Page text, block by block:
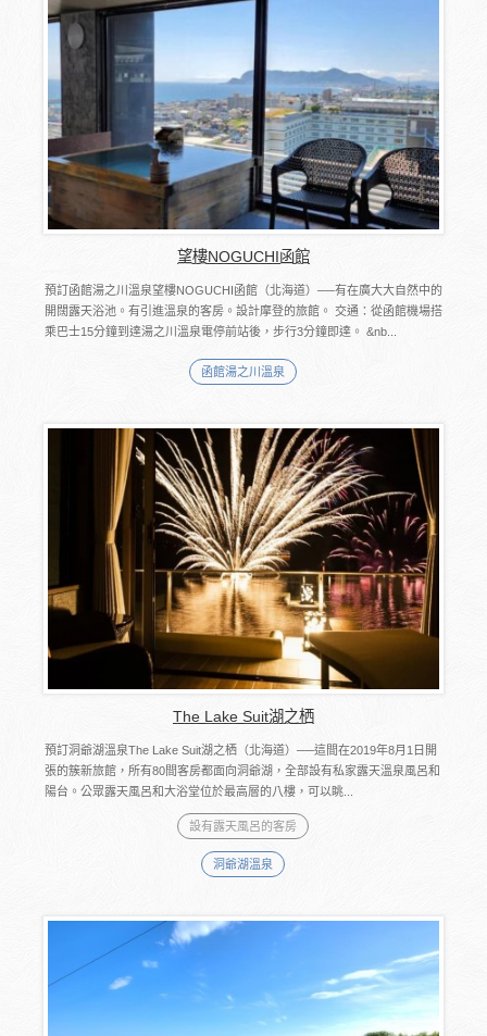
望樓NOGUCHI函館
預訂函館湯之川溫泉望樓NOGUCHI函館（北海道）──有在廣大大自然中的
開闊露天浴池。有引進溫泉的客房。設計摩登的旅館。 交通：從函館機場搭
乘巴士15分鐘到達湯之川溫泉電停前站後，步行3分鐘即達。 &nb...
函館湯之川溫泉
The Lake Suit湖之栖
預訂洞爺湖溫泉The Lake Suit湖之栖（北海道）──這間在2019年8月1日開
張的簇新旅館，所有80間客房都面向洞爺湖，全部設有私家露天溫泉風呂和
陽台。公眾露天風呂和大浴堂位於最高層的八樓，可以眺...
設有露天風呂的客房
洞爺湖溫泉